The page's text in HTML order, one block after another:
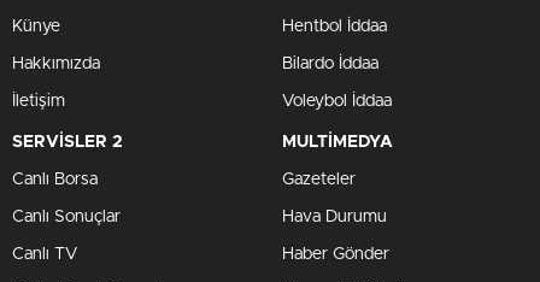
Künye
Hakkımızda
İletişim
Hentbol İddaa
Bilardo İddaa
Voleybol İddaa
SERVİSLER 2
Canlı Borsa
Canlı Sonuçlar
Canlı TV
MULTİMEDYA
Gazeteler
Hava Durumu
Haber Gönder